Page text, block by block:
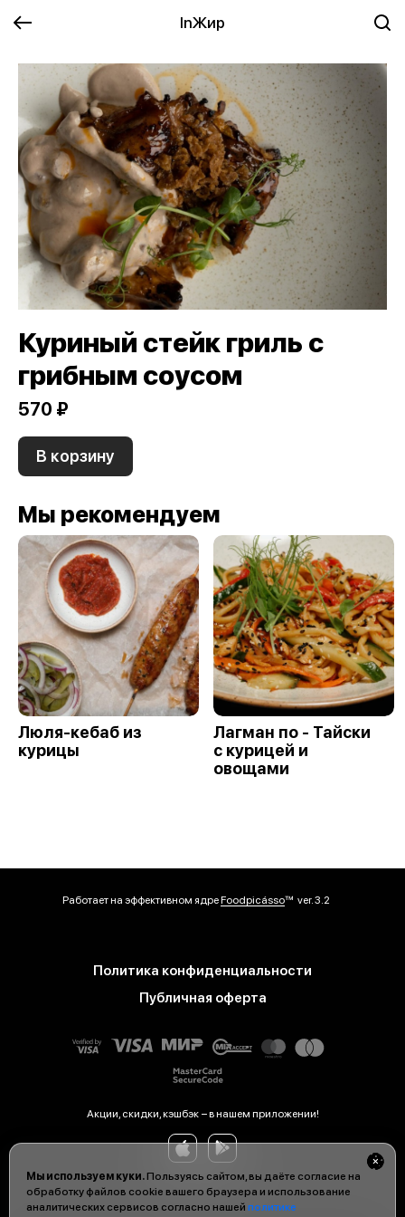
InЖир
Мы используем куки.Пользуясь сайтом, вы даёте согласие на
обработку файлов cookie вашего браузера и использование
аналитических сервисов согласно нашей политике
Куриный стейк гриль с
грибным соусом
570 ₽
В корзину
Мы рекомендуем
Люля-кебаб из
курицы
Лагман по - Тайски
с курицей и
овощами
Работает на эффективном ядреFoodpicássover. 3.2
Политика конфиденциальности
Публичная оферта
Акции, скидки, кэшбэк − в нашем приложении!